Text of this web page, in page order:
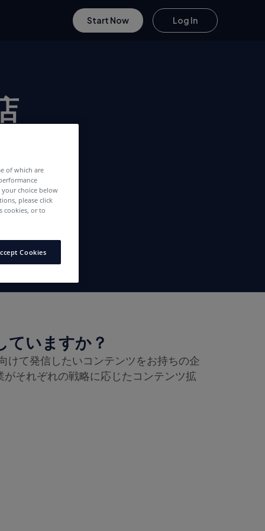
Start Now Log In
いますか？
けて発信したいコンテンツをお持ちの企
それぞれの戦略に応じたコンテンツ拡
of which are
your choice below
please click
cookies, or to
Cookies